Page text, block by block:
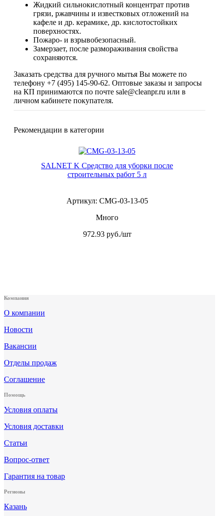
Жидкий сильнокислотный концентрат против
грязи, ржавчины и известковых отложений на
кафеле и др. керамике, др. кислотостойких
поверхностях.
Пожаро- и взрывобезопасный.
Замерзает, после размораживания свойства
сохраняются.
Заказать средства для ручного мытья Вы можете по
телефону +7 (495) 145-90-62. Оптовые заказы и запросы
на КП принимаются по почте sale@cleanpr.ru или в
личном кабинете покупателя.
Рекомендации в категории
SALNET K Средство для уборки после
строительных работ 5 л
Артикул: CMG-03-13-05
Много
972.93 руб./шт
Компания
О компании
Новости
Вакансии
Отделы продаж
Соглашение
Помощь
Условия оплаты
Условия доставки
Статьи
Вопрос-ответ
Гарантия на товар
Регионы
Казань